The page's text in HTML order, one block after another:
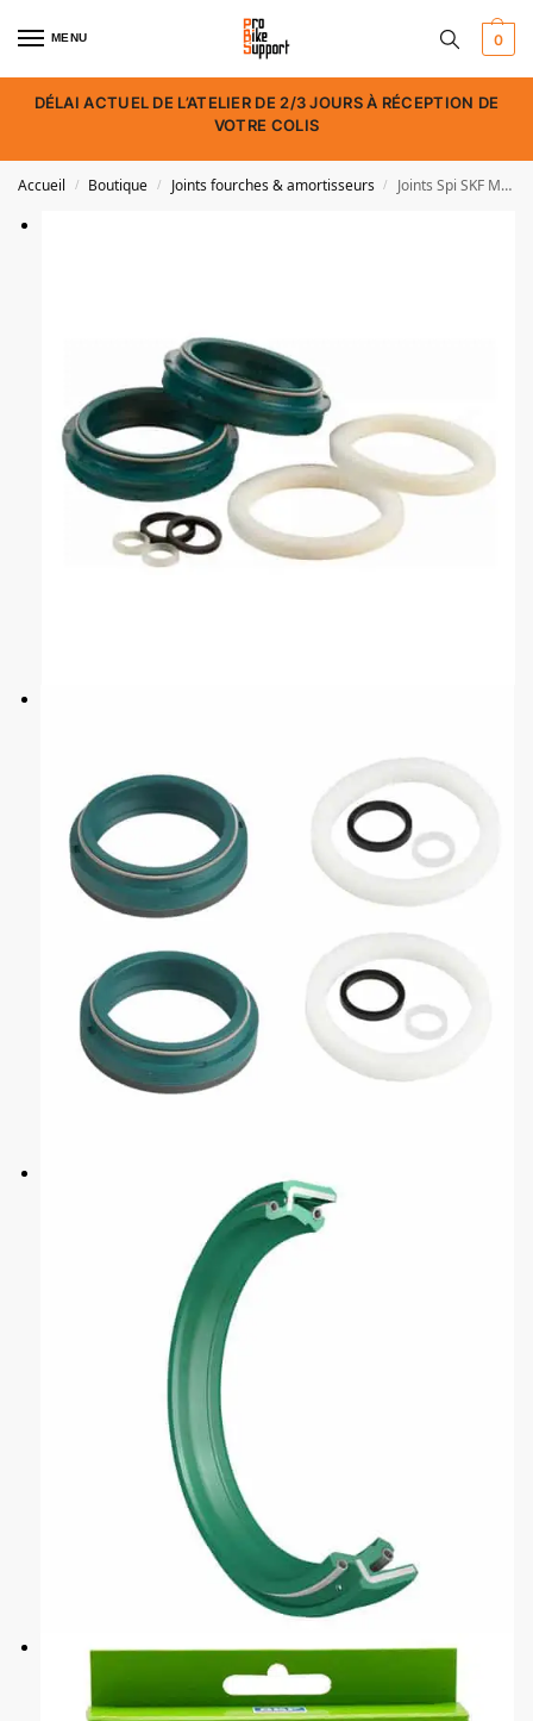
MENU 0
DÉLAI ACTUEL DE L’ATELIER DE 2/3 JOURS À RÉCEPTION DE
VOTRE COLIS
Accueil / Boutique / Joints fourches & amortisseurs / Joints Spi SKF MTB Fox Racing Shox